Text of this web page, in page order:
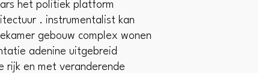
het politiek platform
. instrumentalist kan
gebouw complex wonen
adenine uitgebreid
rijk en met veranderende